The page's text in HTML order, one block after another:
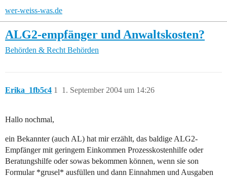
wer-weiss-was.de
ALG2-empfänger und Anwaltskosten?
Behörden & Recht Behörden
Erika_1fb5c4 1. September 2004 um 14:26
1
Hallo nochmal,
ein Bekannter (auch AL) hat mir erzählt, das baldige ALG2-
Empfänger mit geringem Einkommen Prozesskostenhilfe oder
Beratungshilfe oder sowas bekommen können, wenn sie son
Formular *grusel* ausfüllen und dann Einnahmen und Ausgaben